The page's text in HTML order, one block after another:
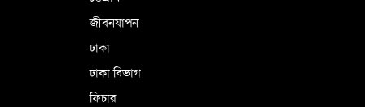
জীবনযাপন
ঢাকা
ঢাকা বিভাগ
ফিচার